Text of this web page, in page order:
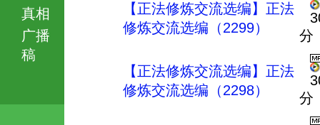
真相
广播
稿
【正法修炼交流选编】正法
修炼交流选编（2299）
分
【正法修炼交流选编】正法
修炼交流选编（2298）
分